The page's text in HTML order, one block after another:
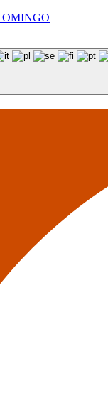
OMINGO